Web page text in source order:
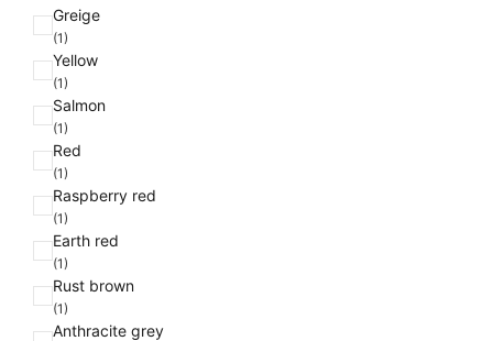
Greige
(1)
Yellow
(1)
Salmon
(1)
Red
(1)
Raspberry red
(1)
Earth red
(1)
Rust brown
(1)
Anthracite grey